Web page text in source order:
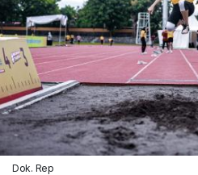
Dok. Rep